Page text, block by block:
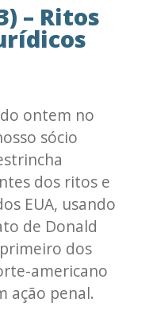
– Ritos
ontem no
sócio
dos ritos e
EUA, usando
de Donald
dos
americano
ação penal.